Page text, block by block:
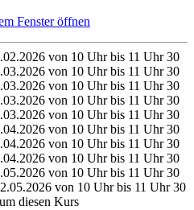
Fenster öffnen
von 10 Uhr bis 11 Uhr 30
von 10 Uhr bis 11 Uhr 30
von 10 Uhr bis 11 Uhr 30
von 10 Uhr bis 11 Uhr 30
von 10 Uhr bis 11 Uhr 30
von 10 Uhr bis 11 Uhr 30
von 10 Uhr bis 11 Uhr 30
von 10 Uhr bis 11 Uhr 30
von 10 Uhr bis 11 Uhr 30
von 10 Uhr bis 11 Uhr 30
diesen Kurs